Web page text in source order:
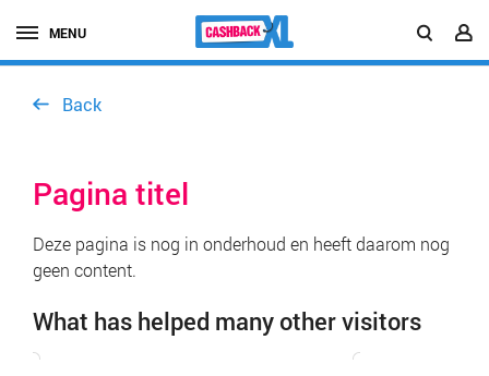
MENU
Back
Pagina titel
Deze pagina is nog in onderhoud en heeft daarom nog
geen content.
What has helped many other visitors